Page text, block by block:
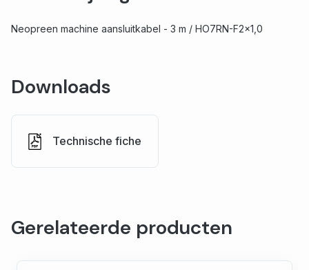
Neopreen machine aansluitkabel - 3 m / HO7RN-F2x1,0
Downloads
Technische fiche
Gerelateerde producten